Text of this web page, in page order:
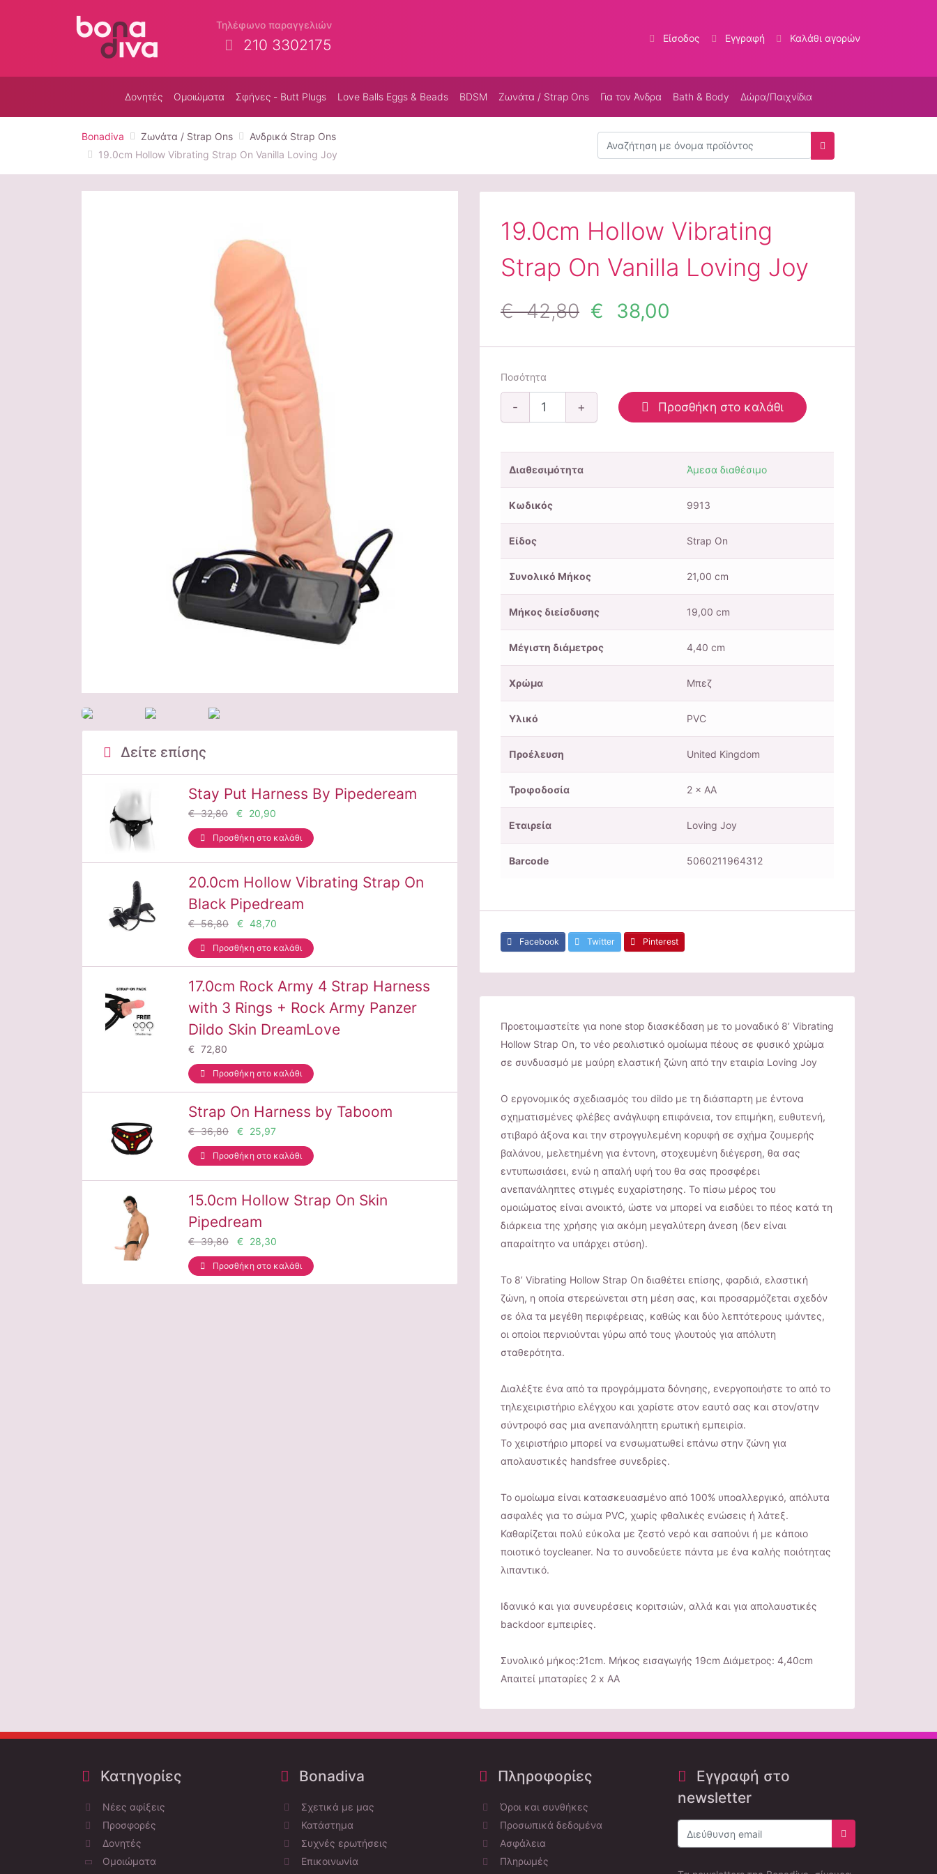
Τηλέφωνο παραγγελιών
210 3302175 Είσοδος Εγγραφή Καλάθι αγορών
Δονητές Ομοιώματα Σφήνες - Butt Plugs Love Balls Eggs & Beads BDSM Ζωνάτα / Strap Ons Για τον Άνδρα Bath & Body Δώρα/Παιχνίδια
Bonadiva Ζωνάτα / Strap Ons
Ανδρικά Strap Ons
19.0cm Hollow Vibrating Strap On Vanilla Loving Joy
Αναζήτηση
Αναζήτηση
19.0cm Hollow Vibrating
Strap On Vanilla Loving Joy
€ 42,80 € 38,00
Ποσότητα
- + Προσθήκη στο καλάθι
Διαθεσιμότητα Άμεσα διαθέσιμο
Κωδικός 9913
Είδος Strap On
Συνολικό Μήκος 21,00 cm
Μήκος διείσδυσης 19,00 cm
Μέγιστη διάμετρος 4,40 cm
Χρώμα Μπεζ
Υλικό PVC
Προέλευση United Kingdom
Τροφοδοσία 2 × AA
Εταιρεία Loving Joy
Barcode 5060211964312
Facebook Twitter Pinterest
Προετοιμαστείτε για none stop διασκέδαση με το μοναδικό 8’ Vibrating
Hollow Strap On, το νέο ρεαλιστικό ομοίωμα πέους σε φυσικό χρώμα
σε συνδυασμό με μαύρη ελαστική ζώνη από την εταιρία Loving Joy
Ο εργονομικός σχεδιασμός του dildo με τη διάσπαρτη με έντονα
σχηματισμένες φλέβες ανάγλυφη επιφάνεια, τον επιμήκη, ευθυτενή,
στιβαρό άξονα και την στρογγυλεμένη κορυφή σε σχήμα ζουμερής
βαλάνου, μελετημένη για έντονη, στοχευμένη διέγερση, θα σας
εντυπωσιάσει, ενώ η απαλή υφή του θα σας προσφέρει
ανεπανάληπτες στιγμές ευχαρίστησης. Το πίσω μέρος του
ομοιώματος είναι ανοικτό, ώστε να μπορεί να εισδύει το πέος κατά τη
διάρκεια της χρήσης για ακόμη μεγαλύτερη άνεση (δεν είναι
απαραίτητο να υπάρχει στύση).
Το 8’ Vibrating Hollow Strap On διαθέτει επίσης, φαρδιά, ελαστική
ζώνη, η οποία στερεώνεται στη μέση σας, και προσαρμόζεται σχεδόν
σε όλα τα μεγέθη περιφέρειας, καθώς και δύο λεπτότερους ιμάντες,
οι οποίοι περνιούνται γύρω από τους γλουτούς για απόλυτη
σταθερότητα.
Διαλέξτε ένα από τα προγράμματα δόνησης, ενεργοποιήστε το από το
τηλεχειριστήριο ελέγχου και χαρίστε στον εαυτό σας και στον/στην
σύντροφό σας μια ανεπανάληπτη ερωτική εμπειρία.
Το χειριστήριο μπορεί να ενσωματωθεί επάνω στην ζώνη για
απολαυστικές handsfree συνεδρίες.
Το ομοίωμα είναι κατασκευασμένο από 100% υποαλλεργικό, απόλυτα
ασφαλές για το σώμα PVC, χωρίς φθαλικές ενώσεις ή λάτεξ.
Καθαρίζεται πολύ εύκολα με ζεστό νερό και σαπούνι ή με κάποιο
ποιοτικό toycleaner. Να το συνοδεύετε πάντα με ένα καλής ποιότητας
λιπαντικό.
Ιδανικό και για συνευρέσεις κοριτσιών, αλλά και για απολαυστικές
backdoor εμπειρίες.
Συνολικό μήκος:21cm. Μήκος εισαγωγής 19cm Διάμετρος: 4,40cm
Απαιτεί μπαταρίες 2 x AA
Δείτε επίσης
Stay Put Harness By Pipedeream
€ 32,80 € 20,90
Προσθήκη στο καλάθι
20.0cm Hollow Vibrating Strap On
Black Pipedream
€ 56,80 € 48,70
Προσθήκη στο καλάθι
17.0cm Rock Army 4 Strap Harness
with 3 Rings + Rock Army Panzer
Dildo Skin DreamLove
€ 72,80
Προσθήκη στο καλάθι
Strap On Harness by Taboom
€ 36,80 € 25,97
Προσθήκη στο καλάθι
15.0cm Hollow Strap On Skin
Pipedream
€ 39,80 € 28,30
Προσθήκη στο καλάθι
Κατηγορίες
Νέες αφίξεις
Προσφορές
Δονητές
Ομοιώματα
Bonadiva
Σχετικά με μας
Κατάστημα
Συχνές ερωτήσεις
Επικοινωνία
Πληροφορίες
Όροι και συνθήκες
Προσωπικά δεδομένα
Ασφάλεια
Πληρωμές
Εγγραφή στο
newsletter
Εγγραφή στο